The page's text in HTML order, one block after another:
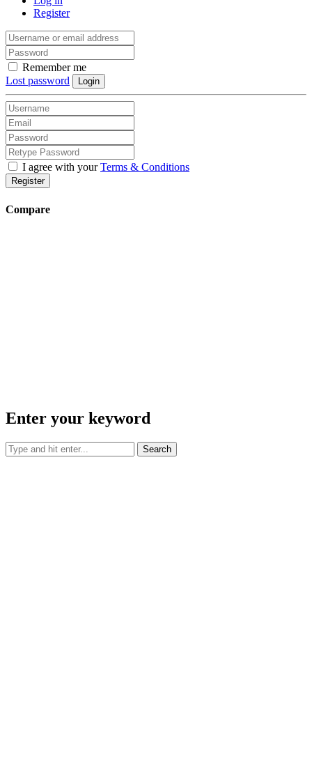
Register
Remember me
Lost password
Login
I agree with yourTerms & Conditions
Register
Compare
Enter your keyword
Search